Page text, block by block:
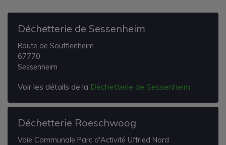
Déchetterie de Sessenheim
Route de Soufflenheim
67770
Sessenheim
Voir les détails de la Déchetterie de Sessenheim
Déchetterie Roeschwoog
Voie Communale Parc d'Activité Uffried Nord